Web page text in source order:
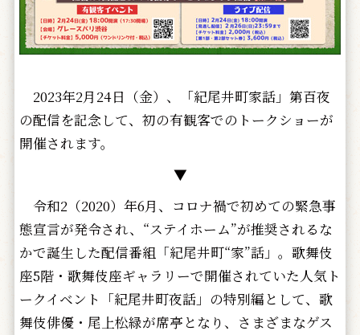
2023年2月24日（金）、「紀尾井町家話」第百夜
の配信を記念して、初の有観客でのトークショーが
開催されます。
▼
令和2（2020）年6月、コロナ禍で初めての緊急事
態宣言が発令され、“ステイホーム”が推奨されるな
かで誕生した配信番組「紀尾井町“家”話」。歌舞伎
座5階・歌舞伎座ギャラリーで開催されていた人気ト
ークイベント「紀尾井町夜話」の特別編として、歌
舞伎俳優・尾上松緑が席亭となり、さまざまなゲス